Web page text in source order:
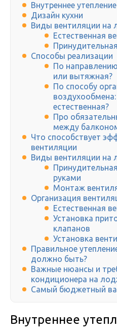
Внутреннее утепление
Дизайн кухни
Виды вентиляции на
Естественная
Способы реализации
По
или вытяжная?
По способу
естественная?
Про
между
Что способствует
вентиляции
Виды вентиляции на
руками
Монтаж
Организация
Естественная
Установка
клапанов
Установка
Правильное
должно быть?
Важные нюансы и
кондиционера на
Самый бюджетный
Внутреннее